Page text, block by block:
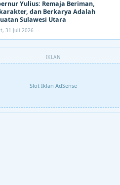
Yulius: Remaja Beriman,
dan Berkarya Adalah
Sulawesi Utara
31 Juli 2026
IKLAN
Slot Iklan AdSense